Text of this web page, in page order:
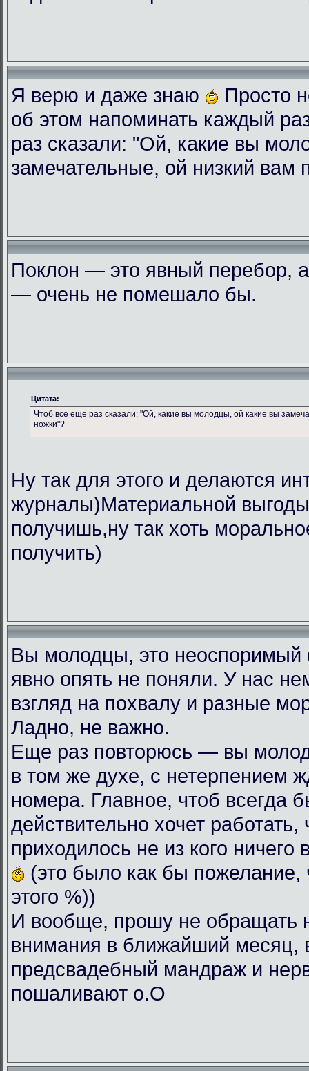
Я верю и даже знаю
Просто
об этом напоминать каждый
раз сказали: "Ой, какие вы
замечательные, ой низкий вам
Поклон — это явный перебор,
— очень не помешало бы.
Цитата:
Чтоб все еще раз сказали: "Ой, какие вы молодцы, ой какие вы
ножки"?
Ну так для этого и делаются
журналы)Материальной
получишь,ну так хоть
получить)
Вы молодцы, это
явно опять не поняли. У нас
взгляд на похвалу и разные
Ладно, не важно.
Еще раз повторюсь — вы
в том же духе, с нетерпением
номера. Главное, чтоб всегда
действительно хочет работать,
приходилось не из кого ничего
(это было как бы пожелание,
этого %))
И вообще, прошу не обращать
внимания в ближайший месяц,
предсвадебный мандраж и
пошаливают о.О